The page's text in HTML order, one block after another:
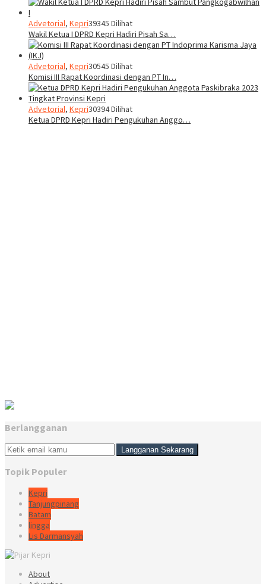
Advetorial, Kepri39345 Dilihat
Wakil Ketua I DPRD Kepri Hadiri Pisah Sa…
Advetorial, Kepri30545 Dilihat
Komisi III Rapat Koordinasi dengan PT In…
Advetorial, Kepri30394 Dilihat
Ketua DPRD Kepri Hadiri Pengukuhan Anggo…
Berlangganan
Topik Populer
Kepri
Tanjungpinang
Batam
lingga
Lis Darmansyah
About